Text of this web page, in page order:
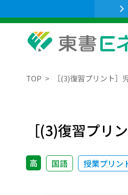
TOP ［(3)復習プリント］
［(3)復習プリ
高 国語 授業プリン